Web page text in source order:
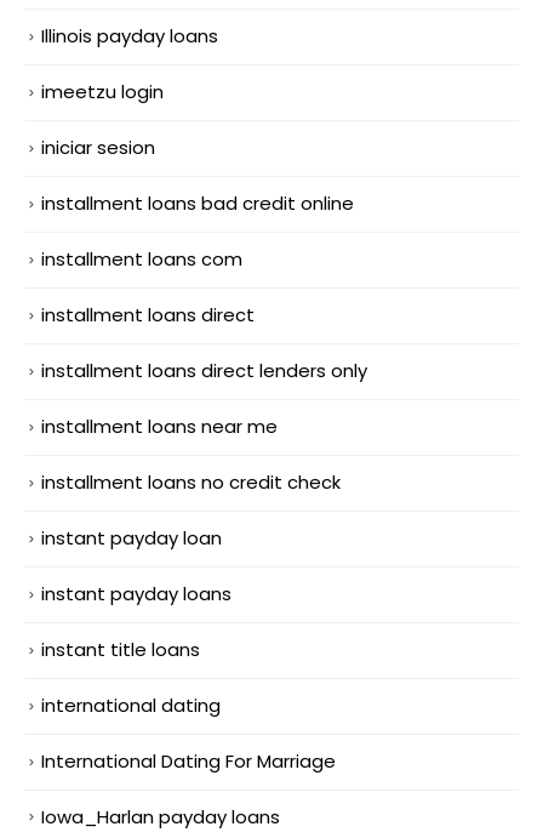
Illinois payday loans
imeetzu login
iniciar sesion
installment loans bad credit online
installment loans com
installment loans direct
installment loans direct lenders only
installment loans near me
installment loans no credit check
instant payday loan
instant payday loans
instant title loans
international dating
International Dating For Marriage
Iowa_Harlan payday loans